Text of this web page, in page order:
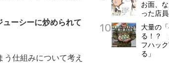
ーシーに炒められて
仕組みについて考え
お面、
った店
大量の
る！？
フハッ
る」